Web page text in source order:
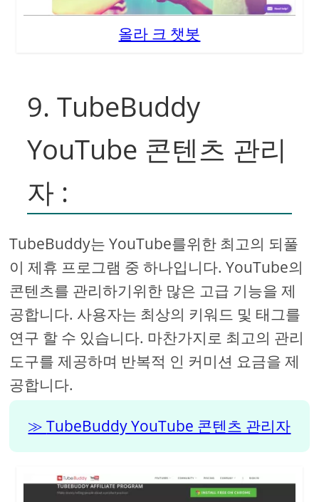
올라 크 챗봇
9. TubeBuddy
YouTube 콘텐츠 관리
자 :
TubeBuddy는 YouTube를위한 최고의 되풀
이 제휴 프로그램 중 하나입니다. YouTube의
콘텐츠를 관리하기위한 많은 고급 기능을 제
공합니다. 사용자는 최상의 키워드 및 태그를
연구 할 수 있습니다. 마찬가지로 최고의 관리
도구를 제공하며 반복적 인 커미션 요금을 제
공합니다.
TubeBuddy YouTube 콘텐츠 관리자